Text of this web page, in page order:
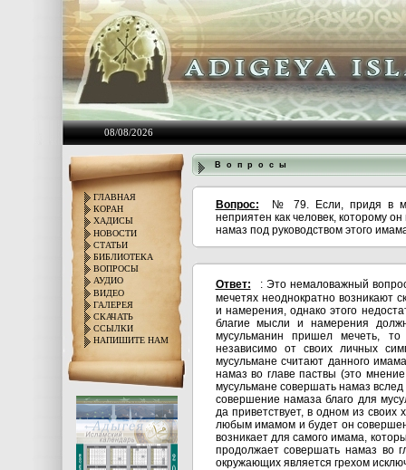
08/08/2026
ГЛАВНАЯ
КОРАН
ХАДИСЫ
НОВОСТИ
СТАТЬИ
БИБЛИОТЕКА
ВОПРОСЫ
АУДИО
ВИДЕО
ГАЛЕРЕЯ
СКАЧАТЬ
ССЫЛКИ
НАПИШИТЕ НАМ
В о п р о с ы
Вопрос:
№ 79. Если, придя в
неприятен как человек, которому
намаз под руководством этого
Ответ:
: Это немаловажный
мечетях неоднократно возникают
и намерения, однако этого
благие мысли и намерения
мусульманин пришел мечеть,
независимо от своих личных
мусульмане считают данного
намаз во главе паствы (это
мусульмане совершать намаз
совершение намаза благо для
да приветствует, в одном из своих
любым имамом и будет он
возникает для самого имама,
продолжает совершать намаз во
окружающих является грехом